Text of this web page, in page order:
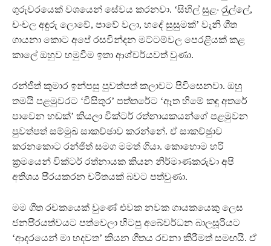
ගුරුවරයෙක් වශයෙන් සේවය කරනවා. ‘සිහිල් සුළං රැුල්ලේ,
චංචල අඳුරු ලොවේ, පාවේ වලා, හදේ සුසුමක්’ වැනි ගීත
ගායනා කොට අපේ රසවින්දන මට්ටම්වල පෙරළියක් කළ
කාලේ ඔහුව හමුවීම ඉතා ආශ්චර්යවත් වුණා.
රන්ජිත් කුමාර ඉන්පසු පුවත්පත් කලාවට පිවිසෙනවා. ඔහු
තමයි පළමුවරට ‘විසිතුර’ පත්තරේට ‘ඈත හිමේ කඳු අතරේ
පාවෙන හඬක්’ කියලා වික්ටර් රත්නායකයන්ගේ පළමුවන
පුවත්පත් සම්මුඛ සාකච්ඡාව කරන්නේ. ඒ සාකච්ඡුාව
කරනකොට රන්ජිත් සමග මමත් ගියා. කොහොම හරි
ක‍්‍රමයෙන් වික්ටර් රත්නායක කියන නිර්මාණකරුවා අපි
අතිශය පි‍්‍රයකරන චරිතයක් බවට පත්වුණා.
මම ගීත රචකයෙක් වුණේ එවක නවක ගායකයෙකු ලෙස
ජනපි‍්‍රයත්වයට පත්වෙලා හිටපු අබේවර්ධන බාලසූරියට
‘ආදරයෙන් මා හදවත’ කියන ගීතය රචනා කිරීමත් සමඟයි. ඒ